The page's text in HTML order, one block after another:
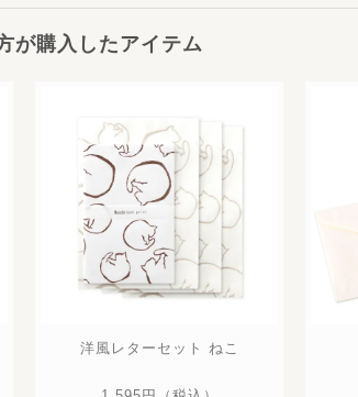
が購入したアイテム
洋風レターセット ねこ